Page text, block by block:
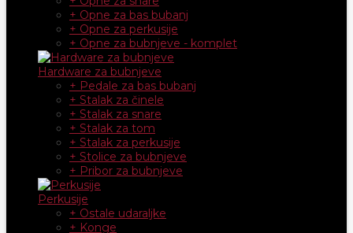
+ Opne za bas bubanj
+ Opne za perkusije
+ Opne za bubnjeve - komplet
Hardware za bubnjeve
+ Pedale za bas bubanj
+ Stalak za činele
+ Stalak za snare
+ Stalak za tom
+ Stalak za perkusije
+ Stolice za bubnjeve
+ Pribor za bubnjeve
Perkusije
+ Ostale udaraljke
+ Konge